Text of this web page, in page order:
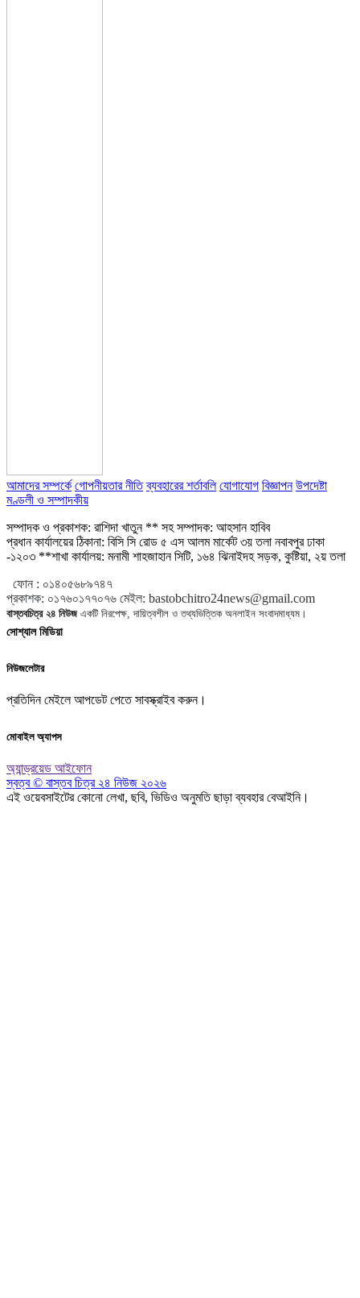
আমাদের সম্পর্কে গোপনীয়তার নীতি ব্যবহারের শর্তাবলি যোগাযোগ বিজ্ঞাপন উপদেষ্টা
মণ্ডলী ও সম্পাদকীয়
সম্পাদক ও প্রকাশক: রাশিদা খাতুন ** সহ সম্পাদক: আহসান হাবিব
প্রধান কার্যালয়ের ঠিকানা: বিসি সি রোড ৫ এস আলম মার্কেট ৩য় তলা নবাবপুর ঢাকা
-১২০৩ **শাখা কার্যালয়: মনামী শাহজাহান সিটি, ১৬৪ ঝিনাইদহ সড়ক, কুষ্টিয়া, ২য় তলা
ফোন : ০১৪০৫৬৮৯৭৪৭
প্রকাশক: ০১৭৬০১৭৭০৭৬ মেইল: bastobchitro24news@gmail.com
বাস্তবচিত্র ২৪ নিউজএকটি নিরপেক্ষ, দায়িত্বশীল ও তথ্যভিত্তিক অনলাইন সংবাদমাধ্যম।
সোশ্যাল মিডিয়া
নিউজলেটার
প্রতিদিন মেইলে আপডেট পেতে সাবস্ক্রাইব করুন।
মোবাইল অ্যাপস
অ্যান্ড্রয়েড আইফোন
স্বত্ব © বাস্তব চিত্র ২৪ নিউজ ২০২৬
এই ওয়েবসাইটের কোনো লেখা, ছবি, ভিডিও অনুমতি ছাড়া ব্যবহার বেআইনি।